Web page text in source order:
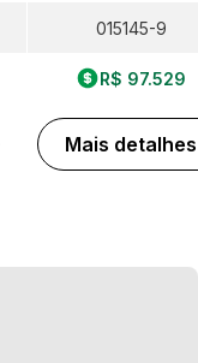
015145-9
R$ 97.529
Mais detalhes